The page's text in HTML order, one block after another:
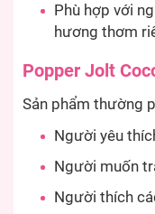
Phù hợp với
hương thơm
Popper Jolt
Sản phẩm thường
Người yêu
Người muốn
Người thích